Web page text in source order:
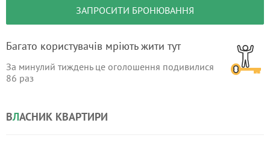
ЗАПРОСИТИ БРОНЮВАННЯ
Багато користувачів мріють жити тут
За минулий тиждень це оголошення подивилися
86 раз
ВЛАСНИК КВАРТИРИ